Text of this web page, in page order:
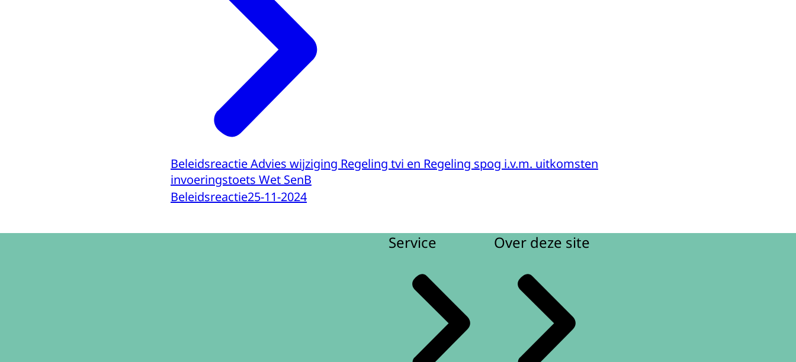
Beleidsreactie Advies wijziging Regeling tvi en Regeling spog i.v.m. uitkomsten
invoeringstoets Wet SenB
Beleidsreactie25-11-2024
Service Over deze site